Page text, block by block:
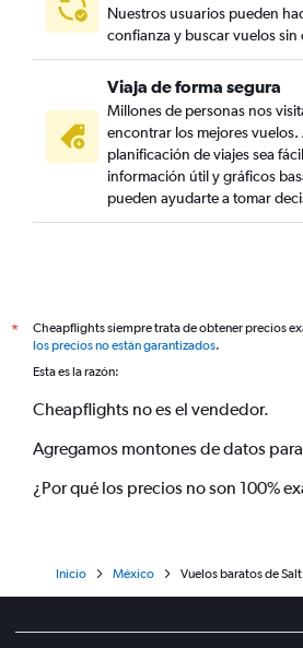
Nuestros usuarios pueden
confianza y buscar vuelos
Viaja de forma segura
Millones de personas nos
encontrar los mejores vuelos.
planificación de viajes sea
información útil y gráficos
pueden ayudarte a tomar
*
Cheapflights siempre trata de obtener precios
los precios no están garantizados.
Esta es la razón:
Cheapflights no es el vendedor.
Agregamos montones de datos
¿Por qué los precios no son 100%
Inicio México Vuelos baratos de